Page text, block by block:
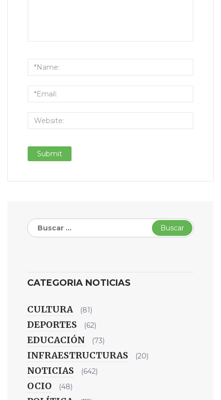
Buscar:
CATEGORIA NOTICIAS
CULTURA (81)
DEPORTES (62)
EDUCACIÓN (73)
INFRAESTRUCTURAS (20)
NOTICIAS (642)
OCIO (48)